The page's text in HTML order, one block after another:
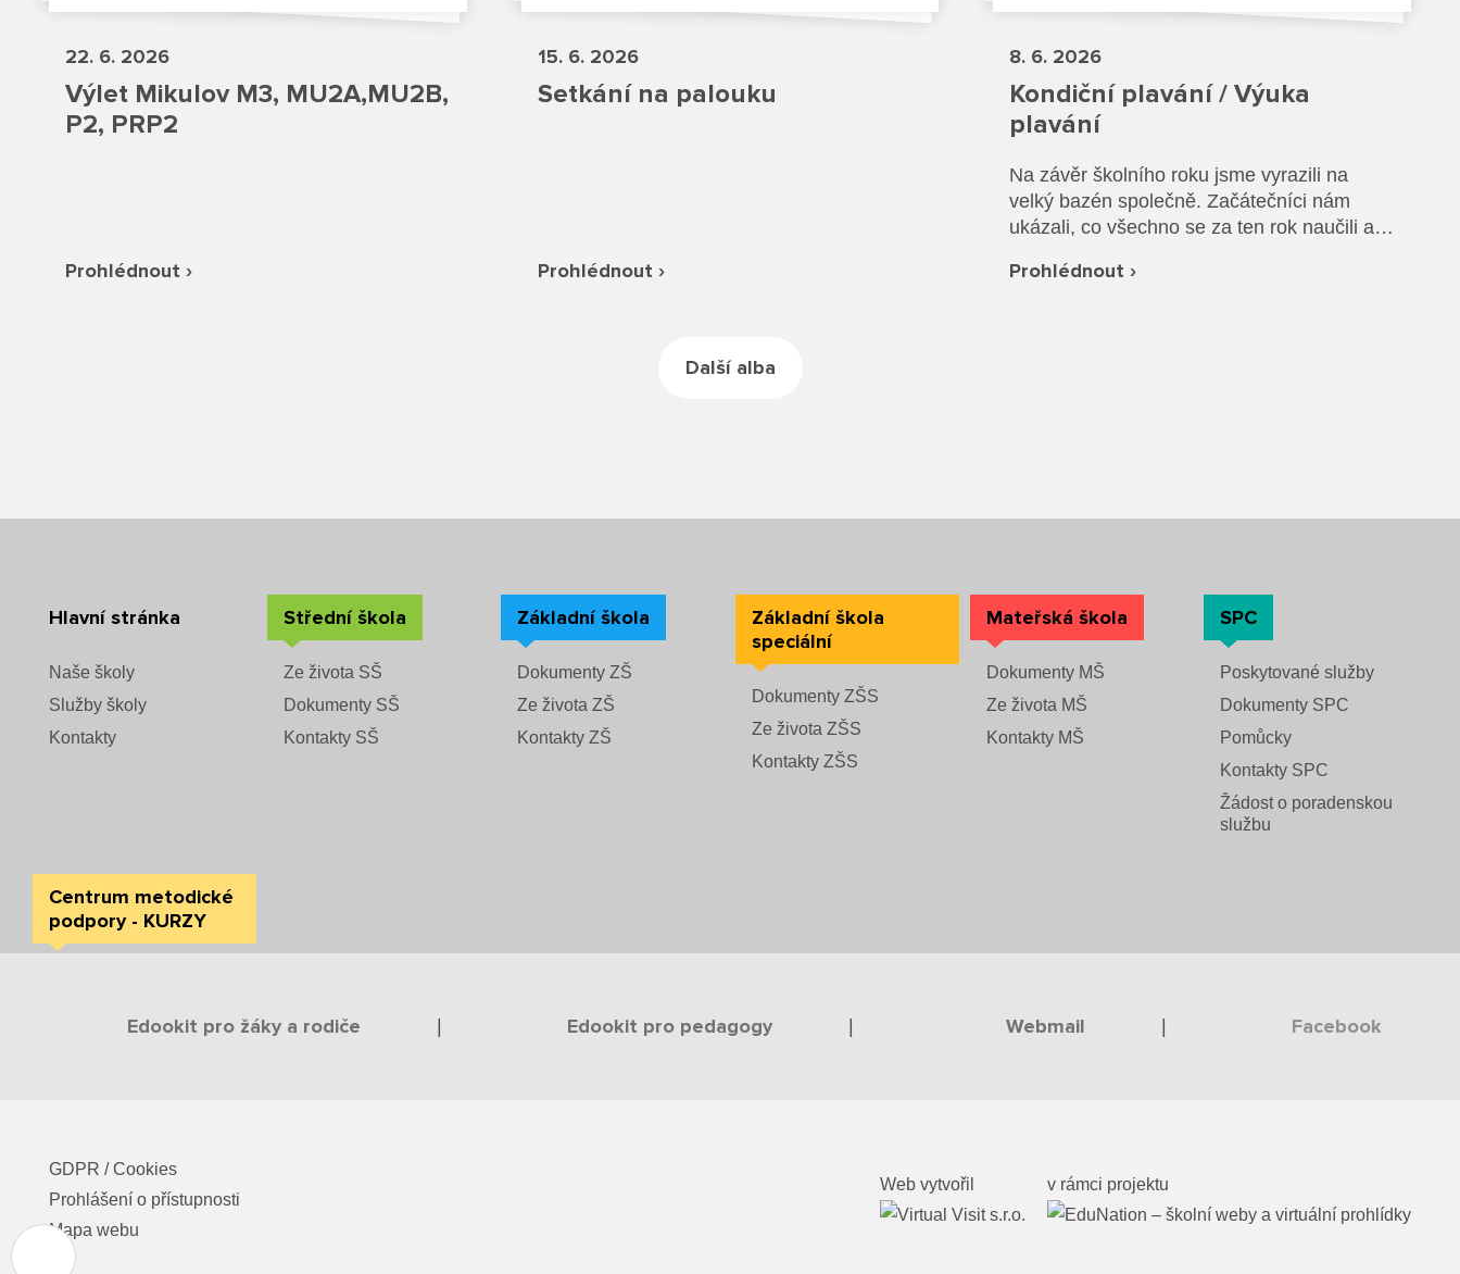
22. 6. 2026
Výlet Mikulov M3, MU2A,MU2B,
P2, PRP2
Prohlédnout ›
15. 6. 2026
Setkání na palouku
Prohlédnout ›
8. 6. 2026
Kondiční plavání / Výuka
plavání
Na závěr školního roku jsme vyrazili na
velký bazén společně. Začátečníci nám
ukázali, co všechno se za ten rok naučili a
oblečení a záchranu tonoucího.
Prohlédnout ›
Další alba
Hlavní stránka
Naše školy
Služby školy
Kontakty
Střední škola
Ze života SŠ
Dokumenty SŠ
Kontakty SŠ
Základní škola
Dokumenty ZŠ
Ze života ZŠ
Kontakty ZŠ
Základní škola
speciální
Dokumenty ZŠS
Ze života ZŠS
Kontakty ZŠS
Mateřská škola
Dokumenty MŠ
Ze života MŠ
Kontakty MŠ
SPC
Poskytované služby
Dokumenty SPC
Pomůcky
Kontakty SPC
Žádost o poradenskou
službu
Centrum metodické
podpory - KURZY
Edookit pro žáky a rodiče | Edookit pro pedagogy | Webmail | Facebook
GDPR / Cookies
Prohlášení o přístupnosti
Mapa webu
Web vytvořil v rámci projektu